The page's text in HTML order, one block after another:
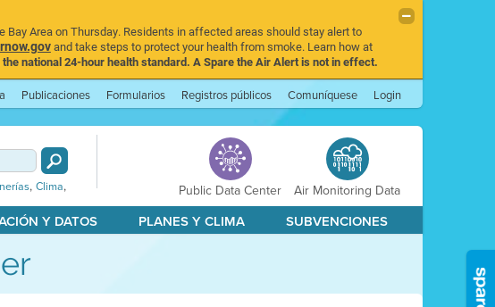
Area on Thursday. Residents in affected areas should stay alert to
and take steps to protect your health from smoke. Learn how at
national 24-hour health standard. A Spare the Air Alert is not in effect.
Publicaciones Formularios Registros públicos Comuníquese Login
, Clima, Public Data Center
Air Monitoring Data
Y DATOS PLANES Y CLIMA SUBVENCIONES